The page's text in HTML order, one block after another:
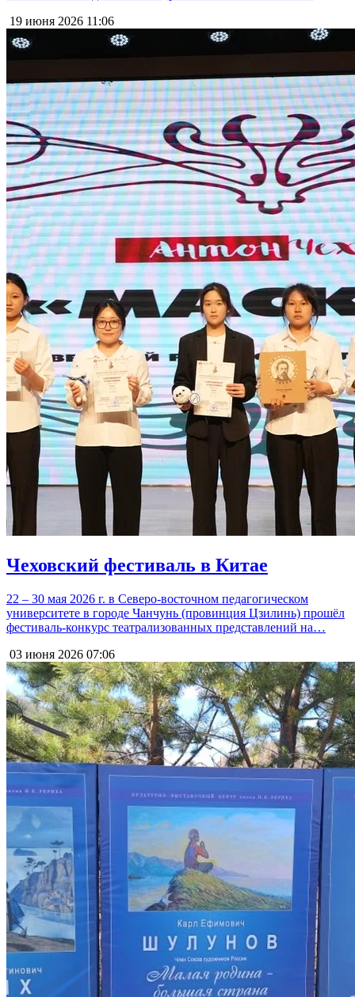
19 июня 2026 11:06
Чеховский фестиваль в Китае
22 – 30 мая 2026 г. в Северо-восточном педагогическом
университете в городе Чанчунь (провинция Цзилинь) прошёл
фестиваль-конкурс театрализованных представлений на…
03 июня 2026 07:06